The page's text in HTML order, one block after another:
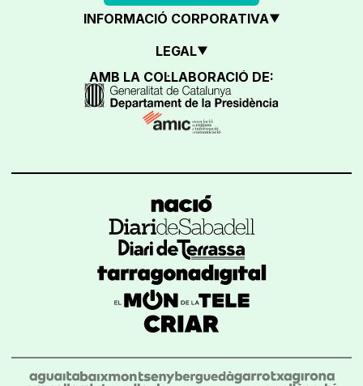
INFORMACIÓ CORPORATIVA
LEGAL
AMB LA COL·LABORACIÓ DE: